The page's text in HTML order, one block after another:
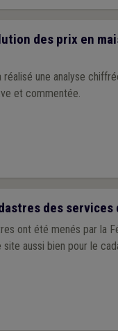
des prix en
réalisé une analyse
et commentée.
des
par la Fédération des CPAS
site aussi bien pour le